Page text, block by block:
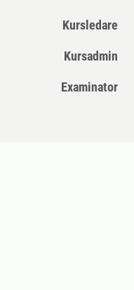
Kursledare
Kursadmin
Examinator